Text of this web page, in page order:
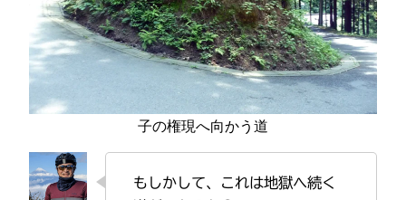
子の権現へ向かう道
もしかして、これは地獄へ続く